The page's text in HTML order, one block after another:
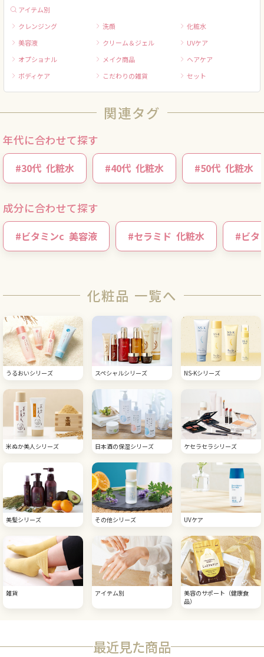
アイテム別
クレンジング
洗顔
化粧水
美容液
クリーム＆ジェル
UVケア
オプショナル
メイク商品
ヘアケア
ボディケア
こだわりの雑貨 セット
関連タグ
年代に合わせて探す
#30代 化粧水 #40代 化粧水 #50代 化粧水
成分に合わせて探す
#ビタミンc 美容液 #セラミド 化粧水 #ビタ
化粧品 一覧へ
うるおいシリーズ スペシャルシリーズ NS-Kシリーズ
米ぬか美人シリーズ 日本酒の保湿シリーズ ケセラセラシリーズ
美髪シリーズ その他シリーズ UVケア
雑貨 アイテム別
美容のサポート（健康食
品）
最近見た商品